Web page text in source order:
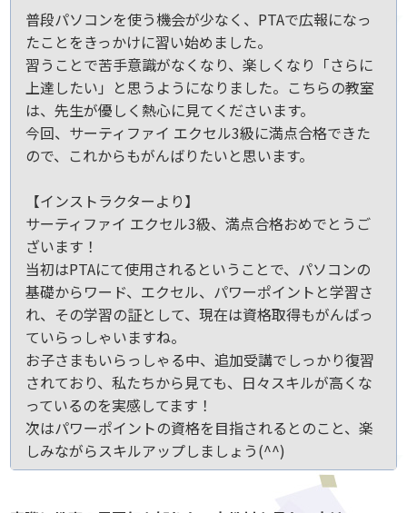
普段パソコンを使う機会が少なく、PTAで広報になっ
たことをきっかけに習い始めました。
習うことで苦手意識がなくなり、楽しくなり「さらに
上達したい」と思うようになりました。こちらの教室
は、先生が優しく熱心に見てくださいます。
今回、サーティファイ エクセル3級に満点合格できた
ので、これからもがんばりたいと思います。
【インストラクターより】
サーティファイ エクセル3級、満点合格おめでとうご
ざいます！
当初はPTAにて使用されるということで、パソコンの
基礎からワード、エクセル、パワーポイントと学習さ
れ、その学習の証として、現在は資格取得もがんばっ
ていらっしゃいますね。
お子さまもいらっしゃる中、追加受講でしっかり復習
されており、私たちから見ても、日々スキルが高くな
っているのを実感してます！
次はパワーポイントの資格を目指されるとのこと、楽
しみながらスキルアップしましょう(^^)